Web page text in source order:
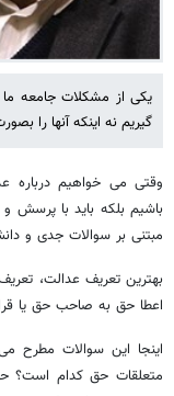
یکی از مشکلات جامعه
گیریم نه اینکه آنها را
وقتی می خواهیم درباره
باشیم بلکه باید با پرسش
مبتنی بر سوالات جدی و
بهترین تعریف عدالت،
اعطا حق به صاحب حق یا
اینجا این سوالات
متعلقات حق کدام است؟